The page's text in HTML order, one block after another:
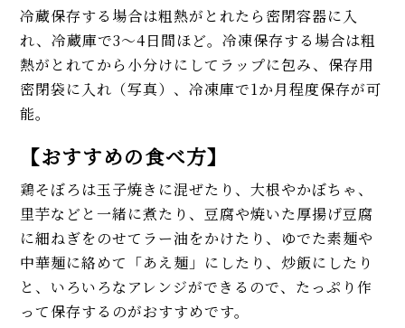
冷蔵保存する場合は粗熱がとれたら密閉容器に入
れ、冷蔵庫で3～4日間ほど。冷凍保存する場合は粗
熱がとれてから小分けにしてラップに包み、保存用
密閉袋に入れ（写真）、冷凍庫で1か月程度保存が可
能。
【おすすめの食べ方】
鶏そぼろは玉子焼きに混ぜたり、大根やかぼちゃ、
里芋などと一緒に煮たり、豆腐や焼いた厚揚げ豆腐
に細ねぎをのせてラー油をかけたり、ゆでた素麺や
中華麺に絡めて「あえ麺」にしたり、炒飯にしたり
と、いろいろなアレンジができるので、たっぷり作
って保存するのがおすすめです。